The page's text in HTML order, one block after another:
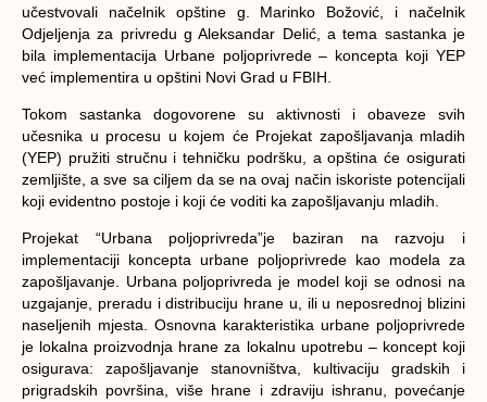
učestvovali načelnik opštine g. Marinko Božović, i načelnik
Odjeljenja za privredu g Aleksandar Delić, a tema sastanka je
bila implementacija Urbane poljoprivrede – koncepta koji YEP
već implementira u opštini Novi Grad u FBIH.
Tokom sastanka dogovorene su aktivnosti i obaveze svih
učesnika u procesu u kojem će Projekat zapošljavanja mladih
(YEP) pružiti stručnu i tehničku podršku, a opština će osigurati
zemljište, a sve sa ciljem da se na ovaj način iskoriste potencijali
koji evidentno postoje i koji će voditi ka zapošljavanju mladih.
Projekat “Urbana poljoprivreda”je baziran na razvoju i
implementaciji koncepta urbane poljoprivrede kao modela za
zapošljavanje. Urbana poljoprivreda je model koji se odnosi na
uzgajanje, preradu i distribuciju hrane u, ili u neposrednoj blizini
naseljenih mjesta. Osnovna karakteristika urbane poljoprivrede
je lokalna proizvodnja hrane za lokalnu upotrebu – koncept koji
osigurava: zapošljavanje stanovništva, kultivaciju gradskih i
prigradskih površina, više hrane i zdraviju ishranu, povećanje